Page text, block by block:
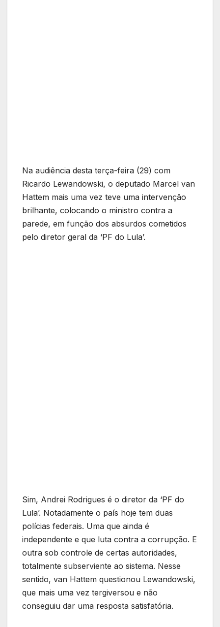
Na audiência desta terça-feira (29) com
Ricardo Lewandowski, o deputado Marcel van
Hattem mais uma vez teve uma intervenção
brilhante, colocando o ministro contra a
parede, em função dos absurdos cometidos
pelo diretor geral da ‘PF do Lula’.
Sim, Andrei Rodrigues é o diretor da ‘PF do
Lula’. Notadamente o país hoje tem duas
polícias federais. Uma que ainda é
independente e que luta contra a corrupção. E
outra sob controle de certas autoridades,
totalmente subserviente ao sistema. Nesse
sentido, van Hattem questionou Lewandowski,
que mais uma vez tergiversou e não
conseguiu dar uma resposta satisfatória.